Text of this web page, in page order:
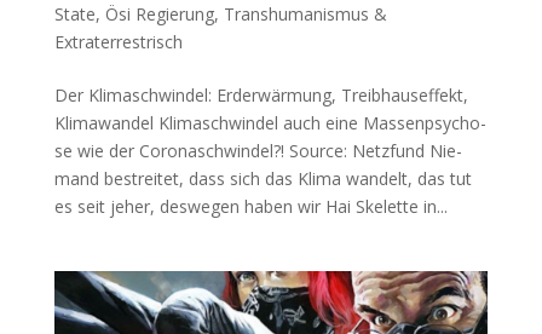
State, Ösi Regierung, Transhumanismus &
Extraterrestrisch
Der Klimaschwindel: Erderwärmung, Treibhauseffekt,
Klimawandel Kli­ma­schwin­del auch eine Mas­sen­psy­cho­
se wie der Coronaschwindel?! Source: Netz­fund Nie­
mand bestrei­tet, dass sich das Kli­ma wan­delt, das tut
es seit jeher, des­we­gen haben wir Hai Ske­let­te in...